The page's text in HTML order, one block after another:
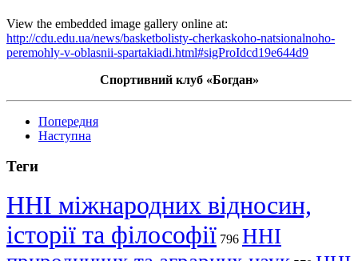
View the embedded image gallery online at:
http://cdu.edu.ua/news/basketbolisty-cherkaskoho-natsionalnoho-
peremohly-v-oblasnii-spartakiadi.html#sigProIdcd19e644d9
Спортивний клуб «Богдан»
Попередня
Наступна
Теги
ННІ міжнародних відносин,
історії та філософії 796 ННІ